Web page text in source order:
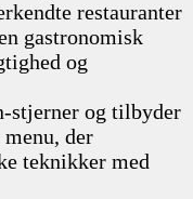
restauranter
gastronomisk
og
stjerner og tilbyder
der
teknikker med